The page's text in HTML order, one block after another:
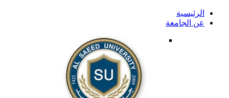
الرئيسية
عن الجامعة